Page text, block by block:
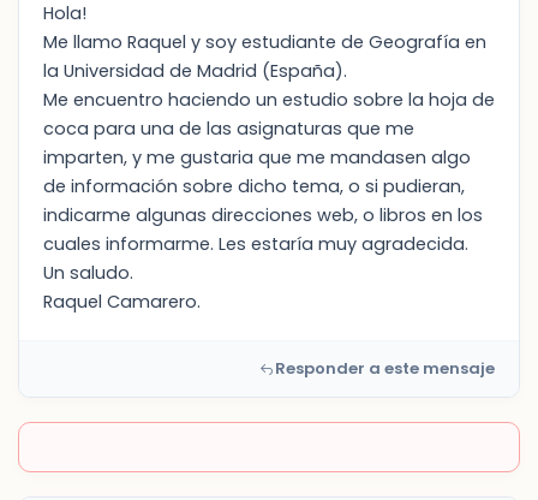
Hola!
Me llamo Raquel y soy estudiante de Geografía en
la Universidad de Madrid (España).
Me encuentro haciendo un estudio sobre la hoja de
coca para una de las asignaturas que me
imparten, y me gustaria que me mandasen algo
de información sobre dicho tema, o si pudieran,
indicarme algunas direcciones web, o libros en los
cuales informarme. Les estaría muy agradecida.
Un saludo.
Raquel Camarero.
Responder a este mensaje